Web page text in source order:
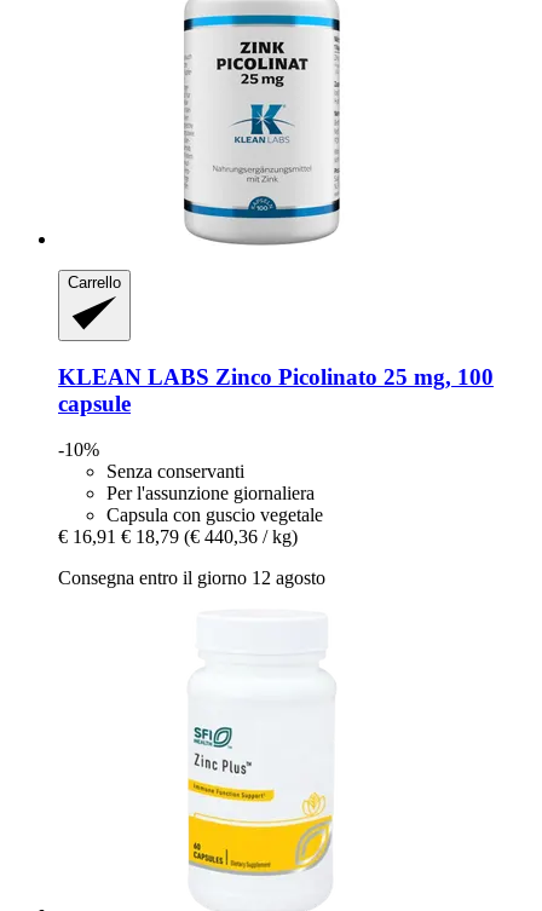
Carrello
KLEAN LABS Zinco Picolinato 25 mg, 100
capsule
-10%
Senza conservanti
Per l'assunzione giornaliera
Capsula con guscio vegetale
€ 16,91 € 18,79 (€ 440,36 / kg)
Consegna entro il giorno 12 agosto